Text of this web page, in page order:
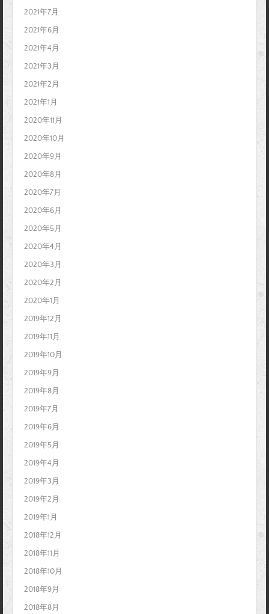
2021年7月
2021年6月
2021年4月
2021年3月
2021年2月
2021年1月
2020年11月
2020年10月
2020年9月
2020年8月
2020年7月
2020年6月
2020年5月
2020年4月
2020年3月
2020年2月
2020年1月
2019年12月
2019年11月
2019年10月
2019年9月
2019年8月
2019年7月
2019年6月
2019年5月
2019年4月
2019年3月
2019年2月
2019年1月
2018年12月
2018年11月
2018年10月
2018年9月
2018年8月